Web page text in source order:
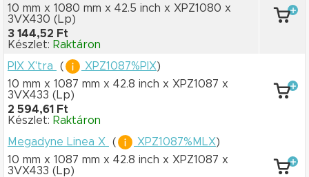
10 mm x 1080 mm x 42.5 inch x XPZ1080 x
3VX430 (Lp)
3 144,52 Ft
Készlet: Raktáron
PIX X'tra
( XPZ1087%PIX)
10 mm x 1087 mm x 42.8 inch x XPZ1087 x
3VX433 (Lp)
2 594,61 Ft
Készlet: Raktáron
Megadyne Linea X
( XPZ1087%MLX)
10 mm x 1087 mm x 42.8 inch x XPZ1087 x
3VX433 (Lp)